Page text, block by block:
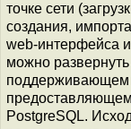
точке сети
создания,
web-интерфейса
можно
поддерживающем
PostgreSQL.